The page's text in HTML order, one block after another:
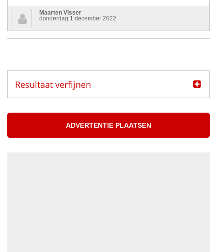
Maarten Visser
donderdag 1 december 2022
Resultaat verfijnen
Muzikanten aangeboden
Muzikanten gezocht
ADVERTENTIE PLAATSEN